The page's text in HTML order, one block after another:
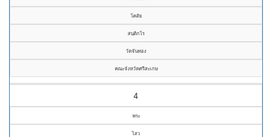
โคสัย
สนฺติกโร
วัดจันทอง
คณะจังหวัดศรีสะเกษ
4
พระ
ไสว